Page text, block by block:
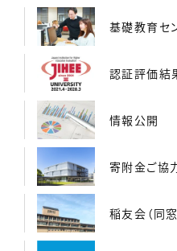
基礎教育セ
認証評価結
情報公開
寄附金ご協
稲友会（同窓